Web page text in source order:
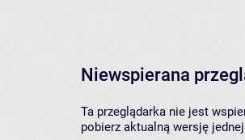
Niewspierana
Ta przeglądarka nie jest
pobierz aktualną wersję